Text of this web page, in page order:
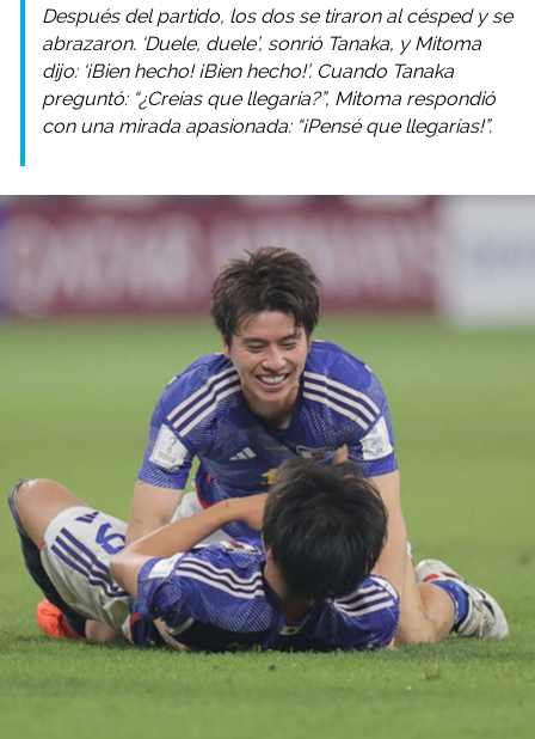
Después del partido, los dos se tiraron al césped y se
abrazaron. ‘Duele, duele’, sonrió Tanaka, y Mitoma
dijo: ‘¡Bien hecho! ¡Bien hecho!’. Cuando Tanaka
preguntó: “¿Creías que llegaría?”, Mitoma respondió
con una mirada apasionada: “¡Pensé que llegarías!”.